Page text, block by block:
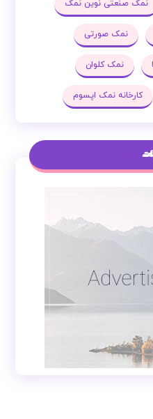
نمک صنعتی نوین نمک
نمک صورتی
نمک کلوان
کارخانه نمک اپسوم